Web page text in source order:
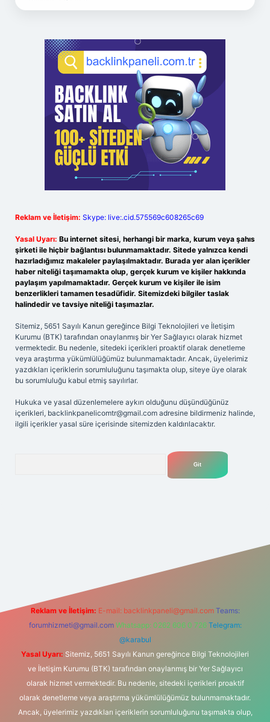
Reklam ve İletişim: Skype: live:.cid.575569c608265c69
Yasal Uyarı: Bu internet sitesi, herhangi bir marka, kurum veya şahıs
şirketi ile hiçbir bağlantısı bulunmamaktadır. Sitede yalnızca kendi
hazırladığımız makaleler paylaşılmaktadır. Burada yer alan içerikler
haber niteliği taşımamakta olup, gerçek kurum ve kişiler hakkında
paylaşım yapılmamaktadır. Gerçek kurum ve kişiler ile isim
benzerlikleri tamamen tesadüfidir. Sitemizdeki bilgiler taslak
halindedir ve tavsiye niteliği taşımazlar.
Sitemiz, 5651 Sayılı Kanun gereğince Bilgi Teknolojileri ve İletişim
Kurumu (BTK) tarafından onaylanmış bir Yer Sağlayıcı olarak hizmet
vermektedir. Bu nedenle, sitedeki içerikleri proaktif olarak denetleme
veya araştırma yükümlülüğümüz bulunmamaktadır. Ancak, üyelerimiz
yazdıkları içeriklerin sorumluluğunu taşımakta olup, siteye üye olarak
bu sorumluluğu kabul etmiş sayılırlar.
Hukuka ve yasal düzenlemelere aykırı olduğunu düşündüğünüz
içerikleri, backlinkpanelicomtr@gmail.com adresine bildirmeniz halinde,
ilgili içerikler yasal süre içerisinde sitemizden kaldırılacaktır.
Reklam ve İletişim: E-mail: backlinkpaneli@gmail.com Teams:
forumhizmeti@gmail.com Whatsapp: 0262 606 0 726 Telegram:
@karabul
Yasal Uyarı: Sitemiz, 5651 Sayılı Kanun gereğince Bilgi Teknolojileri
ve İletişim Kurumu (BTK) tarafından onaylanmış bir Yer Sağlayıcı
olarak hizmet vermektedir. Bu nedenle, sitedeki içerikleri proaktif
olarak denetleme veya araştırma yükümlülüğümüz bulunmamaktadır.
Ancak, üyelerimiz yazdıkları içeriklerin sorumluluğunu taşımakta olup,